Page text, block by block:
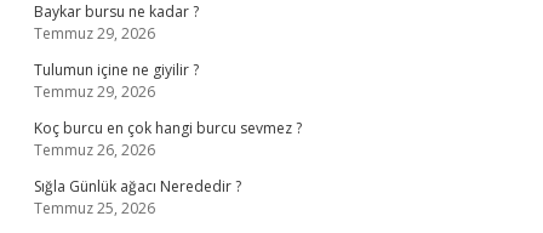
Baykar bursu ne kadar ?
Temmuz 29, 2026
Tulumun içine ne giyilir ?
Temmuz 29, 2026
Koç burcu en çok hangi burcu sevmez ?
Temmuz 26, 2026
Sığla Günlük ağacı Nerededir ?
Temmuz 25, 2026